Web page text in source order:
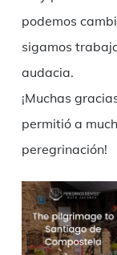
podemos
sigamos
audacia.
¡Muchas
permitió a
peregrinación!